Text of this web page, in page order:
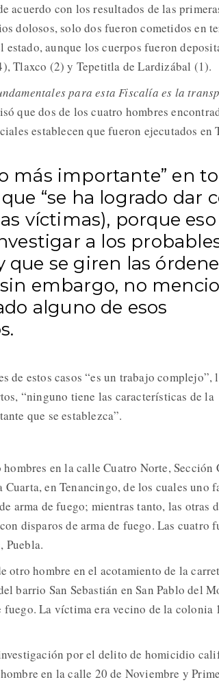
acuerdo con los resultados de las
dolosos, solo dos fueron cometidos en
aunque los cuerpos fueron
Tlaxco (2) y Tepetitla de Lardizábal (1).
para esta Fiscalía es la
que dos de los cuatro hombres
establecen que fueron ejecutados en
más importante” en
“se ha logrado dar
víctimas), porque
a los
que se giren las
embargo, no
alguno de esos
de estos casos “es un trabajo complejo”,
“ninguno tiene las características de la
que se establezca”.
en la calle Cuatro Norte, Sección
en Tenancingo, de los cuales uno
arma de fuego; mientras tanto, las otras
disparos de arma de fuego. Las cuatro
Puebla.
otro hombre en el acotamiento de la
barrio San Sebastián en San Pablo del
fuego. La víctima era vecino de la colonia
por el delito de homicidio
en la calle 20 de Noviembre y